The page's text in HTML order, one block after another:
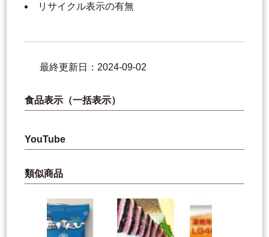
リサイクル表示の有無
最終更新日：2024-09-02
食品表示（一括表示）
YouTube
類似商品